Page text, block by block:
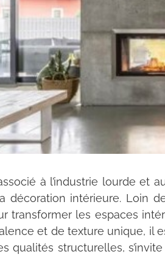
à l’industrie lourde et
décoration intérieure. Loin
transformer les espaces
et de texture unique, il
qualités structurelles,